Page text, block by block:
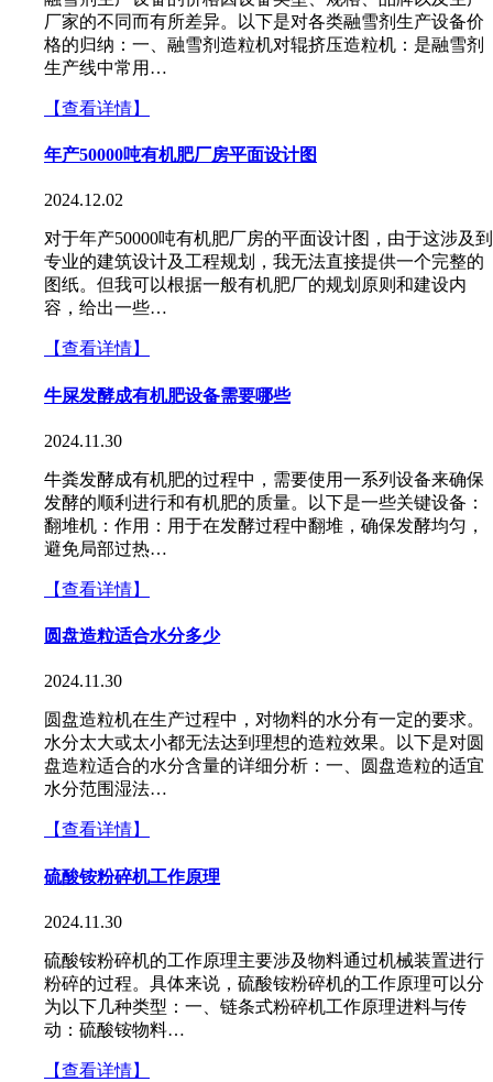
厂家的不同而有所差异。以下是对各类融雪剂生产设备价
格的归纳：一、融雪剂造粒机对辊挤压造粒机：是融雪剂
生产线中常用…
【查看详情】
年产50000吨有机肥厂房平面设计图
2024.12.02
对于年产50000吨有机肥厂房的平面设计图，由于这涉及到
专业的建筑设计及工程规划，我无法直接提供一个完整的
图纸。但我可以根据一般有机肥厂的规划原则和建设内
容，给出一些…
【查看详情】
牛屎发酵成有机肥设备需要哪些
2024.11.30
牛粪发酵成有机肥的过程中，需要使用一系列设备来确保
发酵的顺利进行和有机肥的质量。以下是一些关键设备：
翻堆机：作用：用于在发酵过程中翻堆，确保发酵均匀，
避免局部过热…
【查看详情】
圆盘造粒适合水分多少
2024.11.30
圆盘造粒机在生产过程中，对物料的水分有一定的要求。
水分太大或太小都无法达到理想的造粒效果。以下是对圆
盘造粒适合的水分含量的详细分析：一、圆盘造粒的适宜
水分范围湿法…
【查看详情】
硫酸铵粉碎机工作原理
2024.11.30
硫酸铵粉碎机的工作原理主要涉及物料通过机械装置进行
粉碎的过程。具体来说，硫酸铵粉碎机的工作原理可以分
为以下几种类型：一、链条式粉碎机工作原理进料与传
动：硫酸铵物料…
【查看详情】